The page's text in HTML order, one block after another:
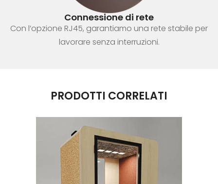
Connessione di rete
Con l’opzione RJ45, garantiamo una rete stabile per
lavorare senza interruzioni.
PRODOTTI CORRELATI